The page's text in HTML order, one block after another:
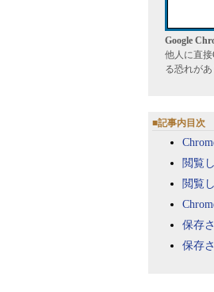
Google
他人に直
る恐れがあ
■記事内目次
閲覧
閲覧
保存
保存